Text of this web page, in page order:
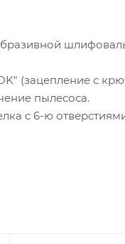
(зацепление с
пылесоса.
с 6-ю